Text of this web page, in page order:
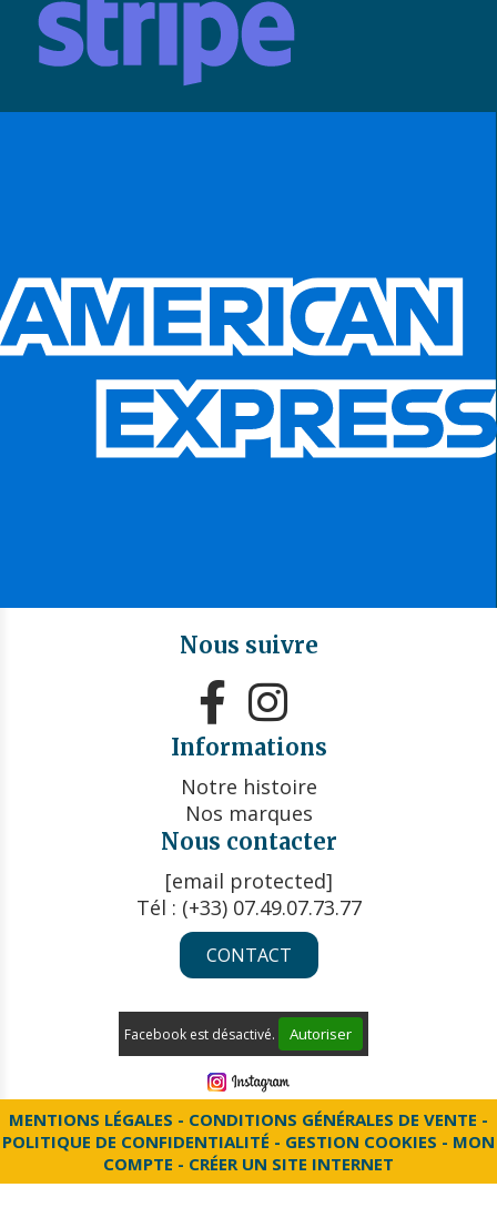
Nous suivre
 
Informations
Notre histoire
Nos marques
Nous contacter
[email protected]
Tél : (+33) 07.49.07.73.77
CONTACT
Facebook est désactivé. Autoriser
MENTIONS LÉGALES
CONDITIONS GÉNÉRALES DE VENTE
POLITIQUE DE CONFIDENTIALITÉ
GESTION COOKIES
MON
COMPTE
CRÉER UN SITE INTERNET